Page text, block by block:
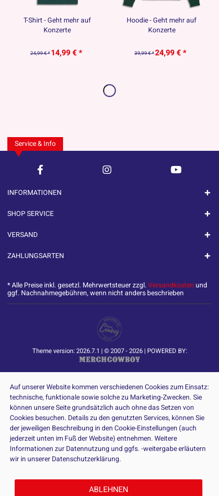
T-Shirt - Geht mehr auf
Konzerte
24,99 € * 14,99 € *
Hoodie - Geht mehr auf
Konzerte
39,99 € *24,99 € *
Service & Info
INFORMATIONEN
SHOP SERVICE
VERSAND
ZAHLUNGSARTEN
* Alle Preise inkl. gesetzl. Mehrwertsteuer zzgl.Versandkosten und
ggf. Nachnahmegebühren, wenn nicht anders beschrieben
Theme version: 2026.7.1 | © 2007 - 2026 | POWERED BY:
Auf unserer Website kommen verschiedenen Cookies zum Einsatz:
technische, funktionale sowie solche zu Marketing-Zwecken. Sie
können unsere Seite grundsätzlich auch ohne das Setzen von
Cookies besuchen. Details zu den genutzten Services, können Sie
der jeweiligen Beschreibung in den Cookie-Einstellungen (auch
jederzeit unten im Fuß der Website) entnehmen. Weitere
Informationen zur Datennutzung und ggfs. -weitergabe erläutern
wir in unserer Datenschutzerklärung.
ABLEHNEN